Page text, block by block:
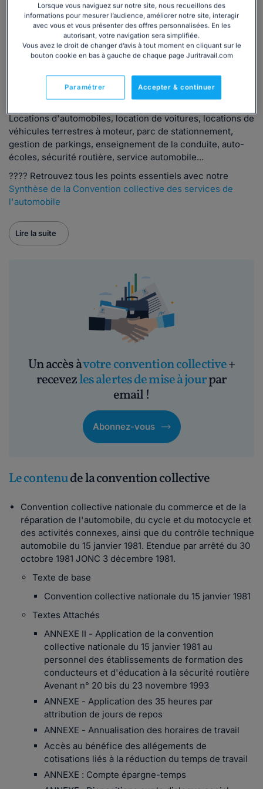
Elle s'applique sur le territoire métropolitain mais pas dans
convention collective nationale (CCN) Service
Automobile (brochure 3034 et IDCC 1090) :
Locations d'automobiles, location de voitures, locations de
véhicules terrestres à moteur, parc de stationnement,
gestion de parkings, enseignement de la conduite, auto-
écoles, sécurité routière, service automobile...
???? Retrouvez tous les points essentiels avec notre
Synthèse de la Convention collective des services de
l'automobile
Lire la suite
Un accès àvotre convention collective+
recevezles alertes de mise à jourpar
email !
Abonnez-vous
Le contenude la convention collective
Convention collective nationale du commerce et de la
réparation de l'automobile, du cycle et du motocycle et
des activités connexes, ainsi que du contrôle technique
automobile du 15 janvier 1981. Etendue par arrêté du 30
octobre 1981 JONC 3 décembre 1981.
Texte de base
Convention collective nationale du 15 janvier 1981
Textes Attachés
ANNEXE II - Application de la convention
collective nationale du 15 janvier 1981 au
personnel des établissements de formation des
conducteurs et d'éducation à la sécurité routière
Avenant n° 20 bis du 23 novembre 1993
ANNEXE - Application des 35 heures par
attribution de jours de repos
ANNEXE - Annualisation des horaires de travail
Accès au bénéfice des allégements de
cotisations liés à la réduction du temps de travail
ANNEXE : Compte épargne-temps
Lorsque vous naviguez sur notre site, nous recueillons des
informations pour mesurer l’audience, améliorer notre site, interagir
avec vous et vous présenter des offres personnalisées. En les
autorisant, votre navigation sera simplifiée.
Vous avez le droit de changer d’avis à tout moment en cliquant sur le
bouton cookie en bas à gauche de chaque page Juritravail.com
Accepter & continuer
Paramétrer